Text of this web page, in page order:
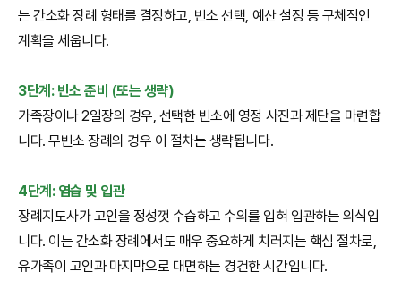
는 간소화 장례 형태를 결정하고, 빈소 선택, 예산 설정 등 구체적인
계획을 세웁니다.
3단계: 빈소 준비 (또는 생략)
가족장이나 2일장의 경우, 선택한 빈소에 영정 사진과 제단을 마련합
니다. 무빈소 장례의 경우 이 절차는 생략됩니다.
4단계: 염습 및 입관
장례지도사가 고인을 정성껏 수습하고 수의를 입혀 입관하는 의식입
니다. 이는 간소화 장례에서도 매우 중요하게 치러지는 핵심 절차로,
유가족이 고인과 마지막으로 대면하는 경건한 시간입니다.